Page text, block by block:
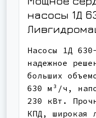
насосы 1Д
Насосы 1Д
надежное
больших
630 м³/ч,
230 кВт.
КПД, широкая